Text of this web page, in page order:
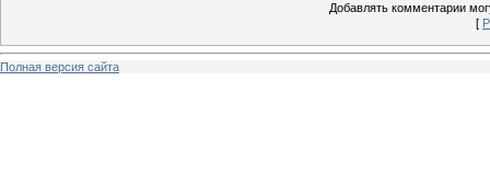
Добавлять комментарии
[
Полная версия сайта